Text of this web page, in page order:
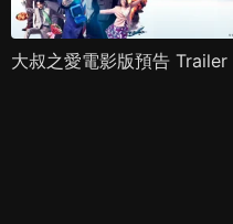
大叔之愛電影版預告 Trailer